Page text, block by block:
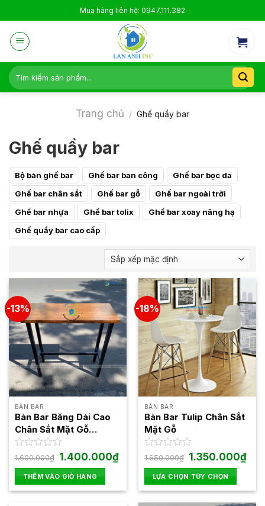
to
content
Mua hàng liên hệ: 0947.111.382
Tìm
kiếm:
Trang chủ / Ghế quầy bar
Ghế quầy bar
Bộ bàn ghế bar Ghế bar ban công
Ghế bar bọc da
Ghế bar chân sắt
Ghế bar gỗ
Ghế bar ngoài trời
Ghế bar nhựa
Ghế bar tolix
Ghế bar xoay nâng hạ
Ghế quầy bar cao cấp
-13%
BÀN BAR
Bàn Bar Băng Dài Cao
Chân Sắt Mặt Gỗ
LABB02
Được
hạng
0
5
1.600.000₫ Giá
gốc
là:
1.600.000₫.
1.400.000₫Giá
hiện
1.400.000₫.
THÊM VÀO GIỎ HÀNG
-18%
BÀN BAR
Bàn Bar Tulip Chân Sắt
Mặt Gỗ
Được
hạng
0
5
sao
1.650.000₫ Giá
gốc
là:
1.650.000₫.
1.350.000₫Giá
hiện
LỰA CHỌN TÙY CHỌN
Sản
phẩm